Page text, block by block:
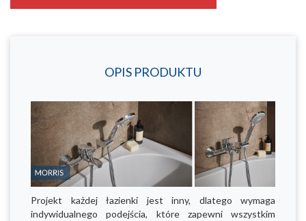
OPIS PRODUKTU
Projekt każdej łazienki jest inny, dlatego wymaga
indywidualnego podejścia, które zapewni wszystkim